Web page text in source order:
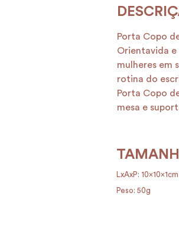
Porta Copo
Orientavida e
mulheres em
rotina do
Porta Copo
mesa e
LxAxP: 10x10x1cm
Peso: 50g